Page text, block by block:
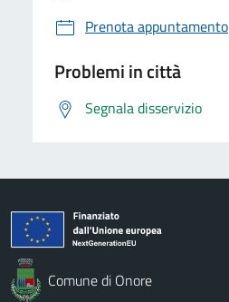
Prenota appuntamento
Problemi in città
Segnala disservizio
Comune di Onore